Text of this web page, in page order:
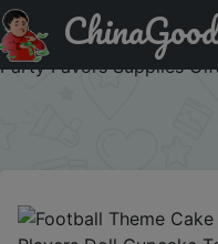
Акція на Football Theme
Players Doll Cupcake
Party Favors Supplies